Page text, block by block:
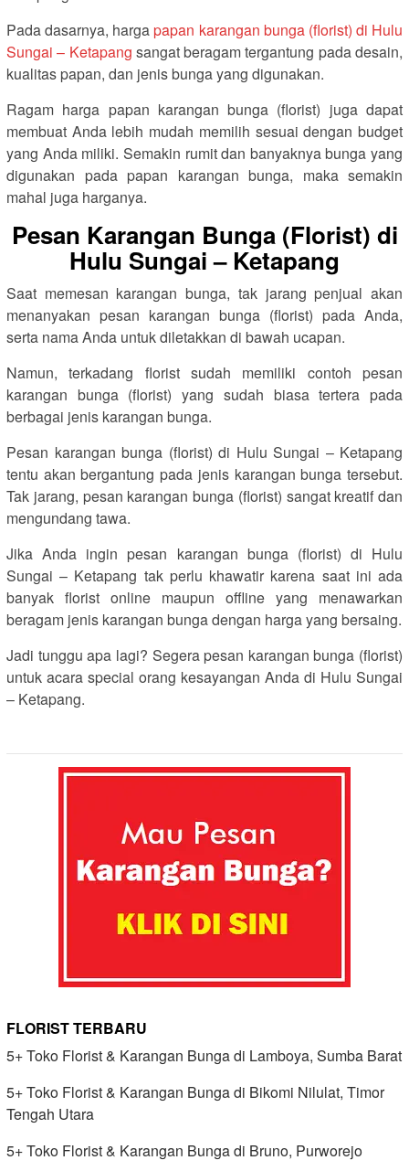
Pada dasarnya, hargapapan karangan bunga (florist) di Hulu
Sungai – Ketapang sangat beragam tergantung pada desain,
kualitas papan, dan jenis bunga yang digunakan.
Ragam harga papan karangan bunga (florist) juga dapat
membuat Anda lebih mudah memilih sesuai dengan budget
yang Anda miliki. Semakin rumit dan banyaknya bunga yang
digunakan pada papan karangan bunga, maka semakin
mahal juga harganya.
Pesan Karangan Bunga (Florist) di
Hulu Sungai – Ketapang
Saat memesan karangan bunga, tak jarang penjual akan
menanyakan pesan karangan bunga (florist) pada Anda,
serta nama Anda untuk diletakkan di bawah ucapan.
Namun, terkadang florist sudah memiliki contoh pesan
karangan bunga (florist) yang sudah biasa tertera pada
berbagai jenis karangan bunga.
Pesan karangan bunga (florist) di Hulu Sungai – Ketapang
tentu akan bergantung pada jenis karangan bunga tersebut.
Tak jarang, pesan karangan bunga (florist) sangat kreatif dan
mengundang tawa.
Jika Anda ingin pesan karangan bunga (florist) di Hulu
Sungai – Ketapang tak perlu khawatir karena saat ini ada
banyak florist online maupun offline yang menawarkan
beragam jenis karangan bunga dengan harga yang bersaing.
Jadi tunggu apa lagi? Segera pesan karangan bunga (florist)
untuk acara special orang kesayangan Anda di Hulu Sungai
– Ketapang.
FLORIST TERBARU
5+ Toko Florist & Karangan Bunga di Lamboya, Sumba Barat
5+ Toko Florist & Karangan Bunga di Bikomi Nilulat, Timor
Tengah Utara
5+ Toko Florist & Karangan Bunga di Bruno, Purworejo